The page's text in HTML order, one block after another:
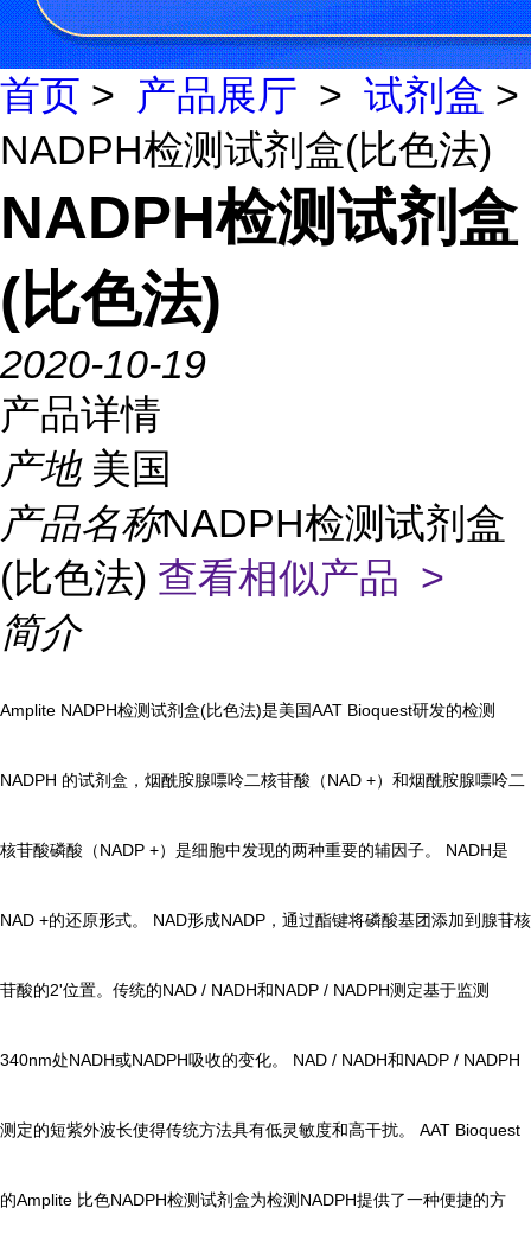
首页 > 产品展厅 > 试剂盒 >
NADPH检测试剂盒(比色法)
NADPH检测试剂盒
(比色法)
2020-10-19
产品详情
产地 美国
产品名称NADPH检测试剂盒
(比色法) 查看相似产品 >
简介
Amplite NADPH检测试剂盒(比色法)是美国AAT Bioquest研发的检测
NADPH 的试剂盒，烟酰胺腺嘌呤二核苷酸（NAD +）和烟酰胺腺嘌呤二
核苷酸磷酸（NADP +）是细胞中发现的两种重要的辅因子。 NADH是
NAD +的还原形式。 NAD形成NADP，通过酯键将磷酸基团添加到腺苷核
苷酸的2'位置。传统的NAD / NADH和NADP / NADPH测定基于监测
340nm处NADH或NADPH吸收的变化。 NAD / NADH和NADP / NADPH
测定的短紫外波长使得传统方法具有低灵敏度和高干扰。 AAT Bioquest
的Amplite 比色NADPH检测试剂盒为检测NADPH提供了一种便捷的方